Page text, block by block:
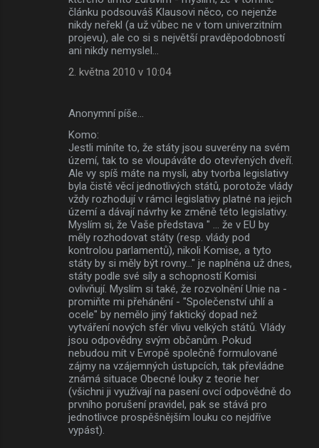
článku podsouváš Klausovi něco, co nejenže
nikdy neřekl (a už vůbec ne v tom univerzitním
projevu), ale co si s největší pravděpodobností
ani nikdy nemyslel...
2. května 2010 v 10:04
Anonymní píše…
Komo:
Jestli míníte to, že státy jsou suverény na svém
území, tak to se vloupáváte do otevřených dveří.
Ale vy spíš máte na mysli, aby tvorba legislativy
byla čistě věcí jednotlivých států, porotože vlády
vždy rozhodují v rámci legislativy platné na jejich
území a dávají návrhy ke změně této legislativy.
Myslím si, že Vaše představa " ... že v EU by
měly rozhodovat státy (resp. vlády pod
kontrolou parlamentů), nikoli Komise, a tyto
státy by si měly být rovny..." je naplněna už dnes,
státy podle své síly a schopností Komisi
ovlivňují. Myslím si také, že rozvolnění Unie na -
promiňte mi přehánění - "Společenství uhlí a
ocele" by nemělo jiný faktický dopad než
vytváření nových sfér vlivu velkých států. Vlády
jsou odpovědny svým občanům. Pokud
nebudou mít v Evropě společně formulované
zájmy na vzájemných ústupcích, tak převládne
známá situace Obecné louky z teorie her
(všichni ji využívají na pasení ovcí odpovědně do
prvního porušení pravidel, pak se stává pro
jednotlivce prospěšnějším louku co nejdříve
vypást).